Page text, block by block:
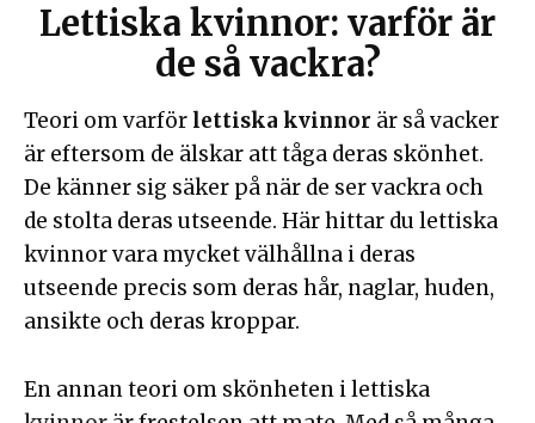
Lettiska kvinnor: varför är
de så vackra?
Teori om varför lettiska kvinnor är så vacker
är eftersom de älskar att tåga deras skönhet.
De känner sig säker på när de ser vackra och
de stolta deras utseende. Här hittar du lettiska
kvinnor vara mycket välhållna i deras
utseende precis som deras hår, naglar, huden,
ansikte och deras kroppar.
En annan teori om skönheten i lettiska